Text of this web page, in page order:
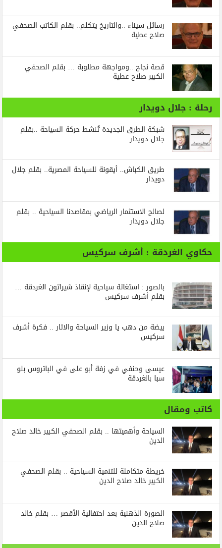
رسائل‭ ‬سيناء‭.. ‬والتاريخ‭ ‬يتكلم.. بقلم الكاتب الصحفي
صلاح عطية
قصة نجاح ..ومواجهة مطلوبة … بقلم الصحفي
الكبير صلاح عطية
رحلة : جلال دويدار
شبكة الطرق الجديدة تُنشط حركة السياحة ..بقلم
جلال دويدار
طريق الكباش.. أيقونة للسياحة المصرية.. بقلم جلال
دويدار
لصالح الاستثمار الرياضي بمقاصدنا السياحية .. بقلم
جلال دويدار
حكاوي الغردقة : أشرف سركيس
بالصور : استغاثة سياحية لإنقاذ شيراتون الغردقة …
بقلم أشرف سركيس
بيضة من دهب يا وزير السياحة والاثار .. فكرة أشرف
سركيس
عيسى وحنفي في زفة أبو على في الباتروس بلو
سبا بالغردقة
كاتب ومقال
السياحة وأهميتها .. بقلم الصحفي الكبير خالد صلاح
الدين
خريطة متكاملة للتنمية السياحية .. بقلم الصحفي
الكبير خالد صلاح الدين
الصورة الذهنية بعد احتفالية الأقصر … بقلم خالد
صلاح الدين